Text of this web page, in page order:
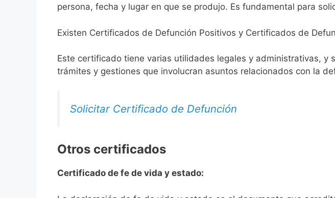
persona, fecha y lugar en que se produjo. Es fundamental para
Existen Certificados de Defunción Positivos y Certificados de
Este certificado tiene varias utilidades legales y administrativas,
trámites y gestiones que involucran asuntos relacionados con la
Solicitar Certificado de Defunción
Otros certificados
Certificado de fe de vida y estado: